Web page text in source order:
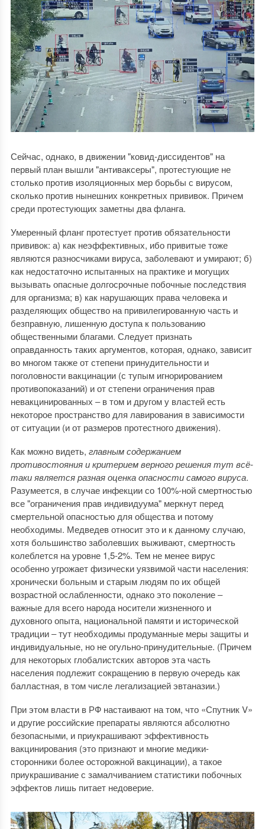
Сейчас, однако, в движении "ковид-диссидентов" на
первый план вышли "антиваксеры", протестующие не
столько против изоляционных мер борьбы с вирусом,
сколько против нынешних конкретных прививок. Причем
среди протестующих заметны два фланга.
Умеренный фланг протестует против обязательности
прививок: а) как неэффективных, ибо привитые тоже
являются разносчиками вируса, заболевают и умирают; б)
как недостаточно испытанных на практике и могущих
вызывать опасные долгосрочные побочные последствия
для организма; в) как нарушающих права человека и
разделяющих общество на привилегированную часть и
безправную, лишенную доступа к пользованию
общественными благами. Следует признать
оправданность таких аргументов, которая, однако, зависит
во многом также от степени принудительности и
поголовности вакцинации (с тупым игнорированием
противопоказаний) и от степени ограничения прав
невакцинированных ‒ в том и другом у властей есть
некоторое пространство для лавирования в зависимости
от ситуации (и от размеров протестного движения).
Как можно видеть, главным содержанием
противостояния и критерием верного решения тут всё-
таки является разная оценка опасности самого вируса.
Разумеется, в случае инфекции со 100%-ной смертностью
все "ограничения прав индивидуума" меркнут перед
смертельной опасностью для общества и потому
необходимы. Медведев относит это и к данному случаю,
хотя большинство заболевших выживают, смертность
колеблется на уровне 1,5-2%. Тем не менее вирус
особенно угрожает физически уязвимой части населения:
хронически больным и старым людям по их общей
возрастной ослабленности, однако это поколение ‒
важные для всего народа носители жизненного и
духовного опыта, национальной памяти и исторической
традиции ‒ тут необходимы продуманные меры защиты и
индивидуальные, но не огульно-принудительные. (Причем
для некоторых глобалистских авторов эта часть
населения подлежит сокращению в первую очередь как
балластная, в том числе легализацией эвтаназии.)
При этом власти в РФ настаивают на том, что «Спутник V»
и другие российские препараты являются абсолютно
безопасными, и приукрашивают эффективность
вакцинирования (это признают и многие медики-
сторонники более осторожной вакцинации), а такое
приукрашивание с замалчиванием статистики побочных
эффектов лишь питает недоверие.